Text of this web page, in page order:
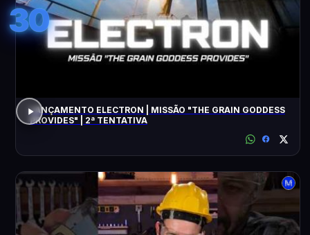
30
LANÇAMENTO ELECTRON | MISSÃO "THE GRAIN GODDESS
PROVIDES" | 2ª TENTATIVA